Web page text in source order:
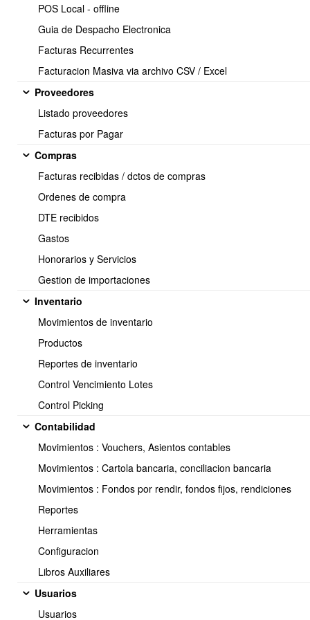
POS Local - offline
Guia de Despacho Electronica
Facturas Recurrentes
Facturacion Masiva via archivo CSV / Excel
Proveedores
Listado proveedores
Facturas por Pagar
Compras
Facturas recibidas / dctos de compras
Ordenes de compra
DTE recibidos
Gastos
Honorarios y Servicios
Gestion de importaciones
Inventario
Movimientos de inventario
Productos
Reportes de inventario
Control Vencimiento Lotes
Control Picking
Contabilidad
Movimientos : Vouchers, Asientos contables
Movimientos : Cartola bancaria, conciliacion bancaria
Movimientos : Fondos por rendir, fondos fijos, rendiciones
Reportes
Herramientas
Configuracion
Libros Auxiliares
Usuarios
Usuarios
Si el dcto que da origen a la NC no se encuentra cobrado al
por pagar y cobrado de la NC y del dcto en origen en 0. Con esta
operación se netean los dctos.
<< Anterior
Soporte:
Tel.: (+56) 225 88 44 99 Opc. 2
E-mail: soporte@obuma.cl
Lunes a Viernes De 08:00 a 16:00 hrs
Av. Manuel Montt 037 Of. 404